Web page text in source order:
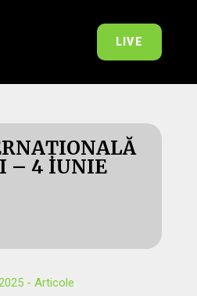
LIVE
– 4 IUNIE